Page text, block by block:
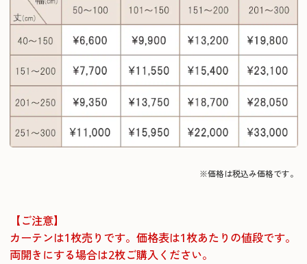
※価格は税込み価格です。
【ご注意】
カーテンは1枚売りです。価格表は1枚あたりの値段です。
両開きにする場合は2枚ご購入ください。